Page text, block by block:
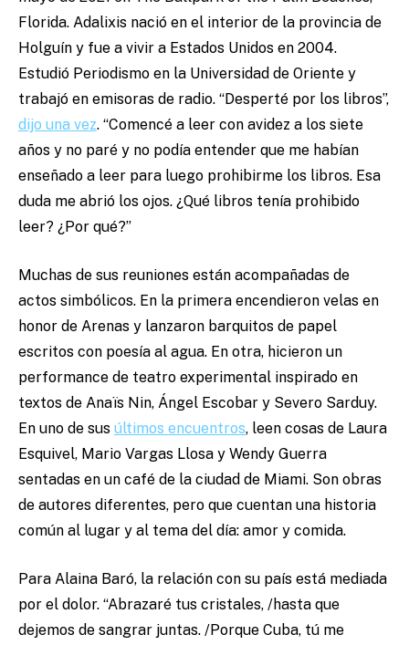
Florida. Adalixis nació en el interior de la provincia de
Holguín y fue a vivir a Estados Unidos en 2004.
Estudió Periodismo en la Universidad de Oriente y
trabajó en emisoras de radio. “Desperté por los libros”,
dijo una vez. “Comencé a leer con avidez a los siete
años y no paré y no podía entender que me habían
enseñado a leer para luego prohibirme los libros. Esa
duda me abrió los ojos. ¿Qué libros tenía prohibido
leer? ¿Por qué?”
Muchas de sus reuniones están acompañadas de
actos simbólicos. En la primera encendieron velas en
honor de Arenas y lanzaron barquitos de papel
escritos con poesía al agua. En otra, hicieron un
performance de teatro experimental inspirado en
textos de Anaïs Nin, Ángel Escobar y Severo Sarduy.
En uno de sus últimos encuentros, leen cosas de Laura
Esquivel, Mario Vargas Llosa y Wendy Guerra
sentadas en un café de la ciudad de Miami. Son obras
de autores diferentes, pero que cuentan una historia
común al lugar y al tema del día: amor y comida.
Para Alaina Baró, la relación con su país está mediada
por el dolor. “Abrazaré tus cristales, /hasta que
dejemos de sangrar juntas. /Porque Cuba, tú me